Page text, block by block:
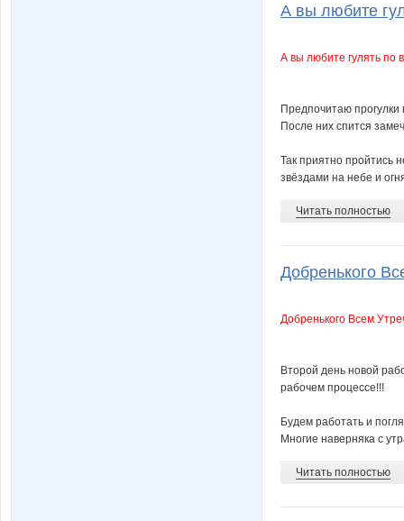
А вы любите
А вы любите гулять по
Предпочитаю прогулки
После них спится
Так приятно пройтись
звёздами на небе и
Читать полностью
Добренького
Добренького Всем
Второй день новой
рабочем процессе!!!
Будем работать и
Многие наверняка с
Читать полностью